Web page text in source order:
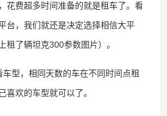
费超多时间准备的就是租车了。看
台，我们就还是决定选择相信大平
租了辆坦克300参数图片）。
，相同天数的车在不同时间点租
喜欢的车型就可以了。